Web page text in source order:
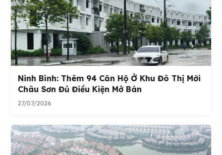
Ninh Bình: Thêm 94 Căn Hộ Ở Khu Đô Thị Mới
Châu Sơn Đủ Điều Kiện Mở Bán
27/07/2026